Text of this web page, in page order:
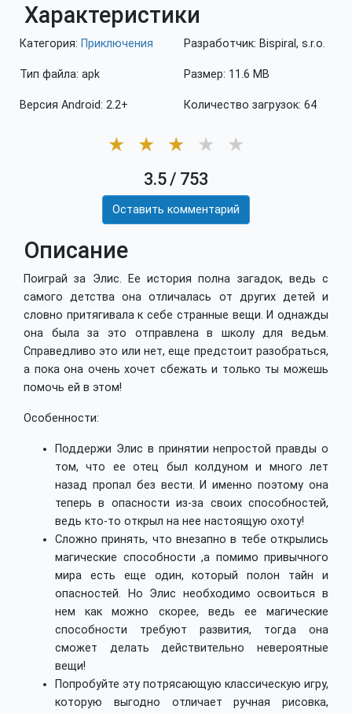
Характеристики
Категория: Приключения
Тип файла: apk
Версия Android: 2.2+
Разработчик: Bispiral, s.r.o.
Размер: 11.6 MB
Количество загрузок: 64
★ ★ ★ ★ ★
3.5/ 753
Оставить комментарий
Описание
Поиграй за Элис. Ее история полна загадок, ведь с
самого детства она отличалась от других детей и
словно притягивала к себе странные вещи. И однажды
она была за это отправлена в школу для ведьм.
Справедливо это или нет, еще предстоит разобраться,
а пока она очень хочет сбежать и только ты можешь
помочь ей в этом!
Особенности:
Поддержи Элис в принятии непростой правды о
том, что ее отец был колдуном и много лет
назад пропал без вести. И именно поэтому она
теперь в опасности из-за своих способностей,
ведь кто-то открыл на нее настоящую охоту!
Сложно принять, что внезапно в тебе открылись
магические способности ,а помимо привычного
мира есть еще один, который полон тайн и
опасностей. Но Элис необходимо освоиться в
нем как можно скорее, ведь ее магические
способности требуют развития, тогда она
сможет делать действительно невероятные
вещи!
Попробуйте эту потрясающую классическую игру,
которую выгодно отличает ручная рисовка,